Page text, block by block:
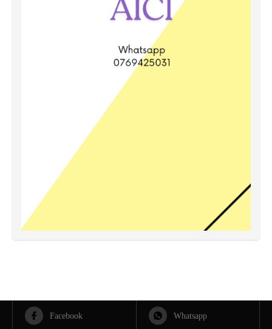
Facebook Whatsapp